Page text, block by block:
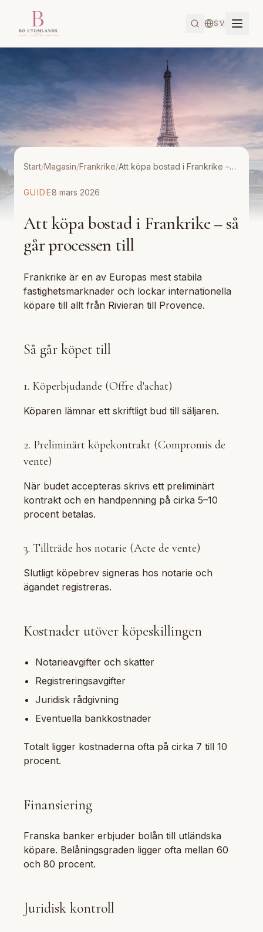
SV
Start/Magasin/Frankrike/ Att köpa bostad i Frankrike – så går processen till
GUIDE8 mars 2026
Att köpa bostad i Frankrike – så
går processen till
Frankrike är en av Europas mest stabila
fastighetsmarknader och lockar internationella
köpare till allt från Rivieran till Provence.
Så går köpet till
1. Köperbjudande (Offre d'achat)
Köparen lämnar ett skriftligt bud till säljaren.
2. Preliminärt köpekontrakt (Compromis de
vente)
När budet accepteras skrivs ett preliminärt
kontrakt och en handpenning på cirka 5–10
procent betalas.
3. Tillträde hos notarie (Acte de vente)
Slutligt köpebrev signeras hos notarie och
ägandet registreras.
Kostnader utöver köpeskillingen
Notarieavgifter och skatter
Registreringsavgifter
Juridisk rådgivning
Eventuella bankkostnader
Totalt ligger kostnaderna ofta på cirka 7 till 10
procent.
Finansiering
Franska banker erbjuder bolån till utländska
köpare. Belåningsgraden ligger ofta mellan 60
och 80 procent.
Juridisk kontroll